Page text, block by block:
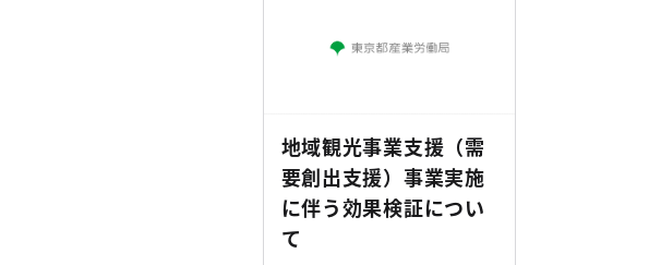
地域観光事業支援（需
要創出支援）事業実施
に伴う効果検証につい
て